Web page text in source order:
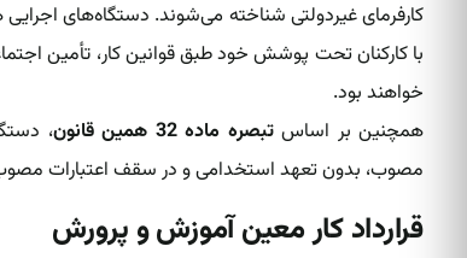
کارفرمای غیردولتی شناخته می‌شوند. دستگاه‌های اجرایی
با کارکنان تحت پوشش خود طبق قوانین کار، تأمین
خواهند بود.
همچنین بر اساستبصره ماده 32 همین قانون
مصوب، بدون تعهد استخدامی و در سقف اعتبارات مصوب
قرارداد کار معین آموزش و پرورش